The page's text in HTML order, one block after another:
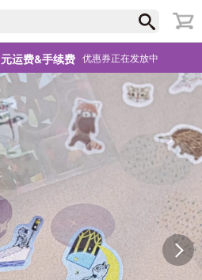
运费&手续费 优惠券正在发放中